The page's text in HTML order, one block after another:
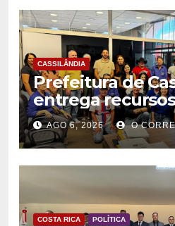
CASSILÂNDIA
Prefeitura de
entrega
Nacional Aldir
agentes
AGO 6, 2026 O
COSTA RICA POLÍTICA